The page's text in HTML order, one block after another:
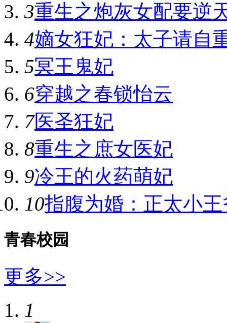
3重生之炮灰女配要逆
4嫡女狂妃：太子请自
5冥王鬼妃
6穿越之春锁怡云
7医圣狂妃
8重生之庶女医妃
9冷王的火药萌妃
10指腹为婚：正太小王
青春校园
更多>>
1